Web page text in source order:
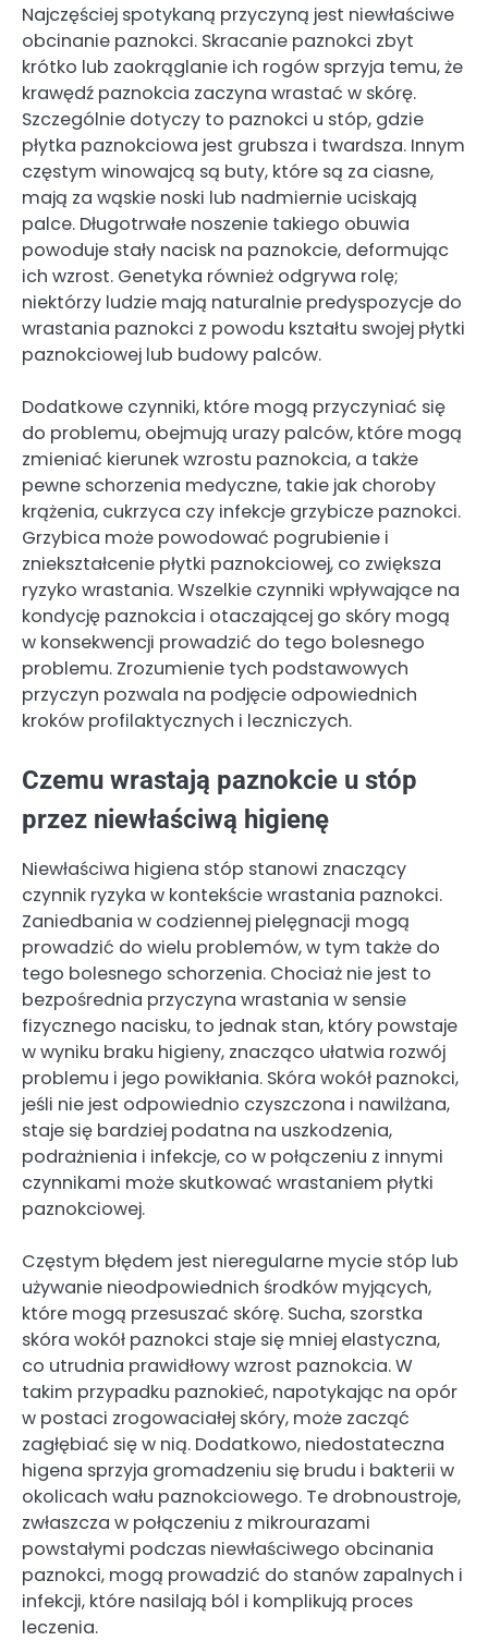
Najczęściej spotykaną przyczyną jest niewłaściwe
obcinanie paznokci. Skracanie paznokci zbyt
krótko lub zaokrąglanie ich rogów sprzyja temu, że
krawędź paznokcia zaczyna wrastać w skórę.
Szczególnie dotyczy to paznokci u stóp, gdzie
płytka paznokciowa jest grubsza i twardsza. Innym
częstym winowajcą są buty, które są za ciasne,
mają za wąskie noski lub nadmiernie uciskają
palce. Długotrwałe noszenie takiego obuwia
powoduje stały nacisk na paznokcie, deformując
ich wzrost. Genetyka również odgrywa rolę;
niektórzy ludzie mają naturalnie predyspozycje do
wrastania paznokci z powodu kształtu swojej płytki
paznokciowej lub budowy palców.
Dodatkowe czynniki, które mogą przyczyniać się
do problemu, obejmują urazy palców, które mogą
zmieniać kierunek wzrostu paznokcia, a także
pewne schorzenia medyczne, takie jak choroby
krążenia, cukrzyca czy infekcje grzybicze paznokci.
Grzybica może powodować pogrubienie i
zniekształcenie płytki paznokciowej, co zwiększa
ryzyko wrastania. Wszelkie czynniki wpływające na
kondycję paznokcia i otaczającej go skóry mogą
w konsekwencji prowadzić do tego bolesnego
problemu. Zrozumienie tych podstawowych
przyczyn pozwala na podjęcie odpowiednich
kroków profilaktycznych i leczniczych.
Czemu wrastają paznokcie u stóp
przez niewłaściwą higienę
Niewłaściwa higiena stóp stanowi znaczący
czynnik ryzyka w kontekście wrastania paznokci.
Zaniedbania w codziennej pielęgnacji mogą
prowadzić do wielu problemów, w tym także do
tego bolesnego schorzenia. Chociaż nie jest to
bezpośrednia przyczyna wrastania w sensie
fizycznego nacisku, to jednak stan, który powstaje
w wyniku braku higieny, znacząco ułatwia rozwój
problemu i jego powikłania. Skóra wokół paznokci,
jeśli nie jest odpowiednio czyszczona i nawilżana,
staje się bardziej podatna na uszkodzenia,
podrażnienia i infekcje, co w połączeniu z innymi
czynnikami może skutkować wrastaniem płytki
paznokciowej.
Częstym błędem jest nieregularne mycie stóp lub
używanie nieodpowiednich środków myjących,
które mogą przesuszać skórę. Sucha, szorstka
skóra wokół paznokci staje się mniej elastyczna,
co utrudnia prawidłowy wzrost paznokcia. W
takim przypadku paznokieć, napotykając na opór
w postaci zrogowaciałej skóry, może zacząć
zagłębiać się w nią. Dodatkowo, niedostateczna
higena sprzyja gromadzeniu się brudu i bakterii w
okolicach wału paznokciowego. Te drobnoustroje,
zwłaszcza w połączeniu z mikrourazami
powstałymi podczas niewłaściwego obcinania
paznokci, mogą prowadzić do stanów zapalnych i
infekcji, które nasilają ból i komplikują proces
leczenia.